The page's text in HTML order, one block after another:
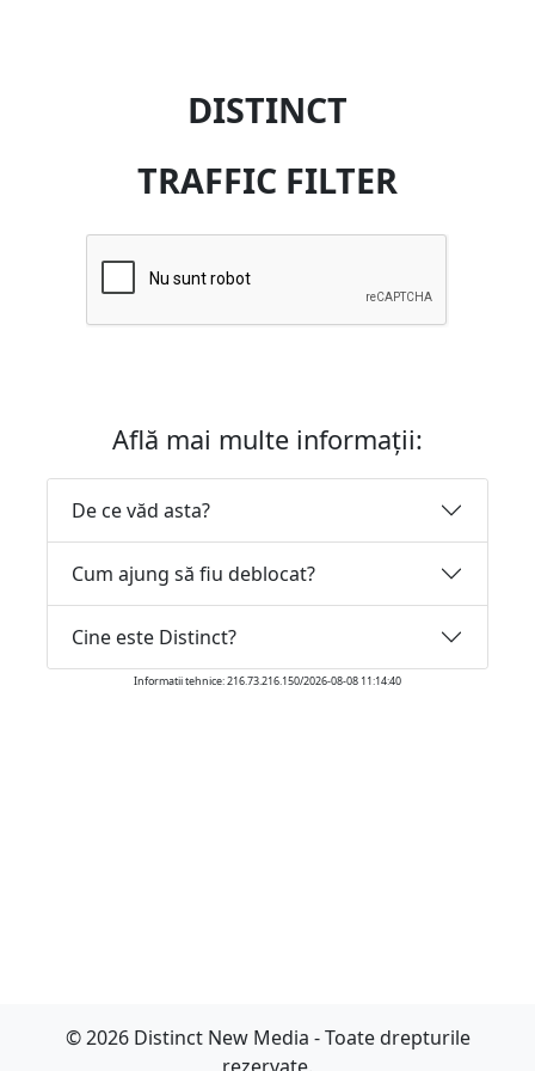
DISTINCT
TRAFFIC FILTER
Află mai multe informații:
De ce văd asta?
Cum ajung să fiu deblocat?
Cine este Distinct?
Informatii tehnice: 216.73.216.150/2026-08-08 11:14:40
© 2026 Distinct New Media - Toate drepturile